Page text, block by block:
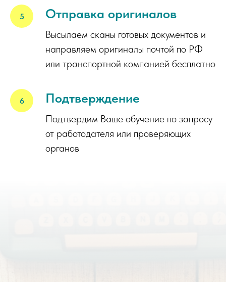
Отправка оригиналов
Высылаем сканы готовых документов и
направляем оригиналы почтой по РФ
или транспортной компанией бесплатно
Подтверждение
Подтвердим Ваше обучение по запросу
от работодателя или проверяющих
органов